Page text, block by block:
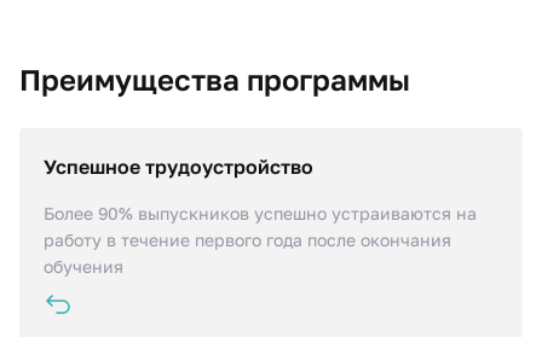
Преимущества программы
Успешное трудоустройство
Более 90% выпускников успешно устраиваются на
работу в течение первого года после окончания
обучения
Компаниям практически любой сферы деятельности
выпускники программы легко находят работу